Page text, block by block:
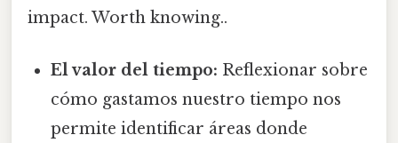
impact. Worth knowing..
El valor del tiempo: Reflexionar sobre
cómo gastamos nuestro tiempo nos
permite identificar áreas donde